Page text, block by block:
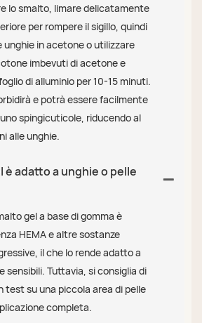
lo smalto, limare delicatamente
per rompere il sigillo, quindi
unghie in acetone o utilizzare
imbevuti di acetone e
di alluminio per 10-15 minuti.
e potrà essere facilmente
spingicuticole, riducendo al
alle unghie.
è adatto a unghie o pelle
gel a base di gomma è
HEMA e altre sostanze
il che lo rende adatto a
sensibili. Tuttavia, si consiglia di
test su una piccola area di pelle
completa.